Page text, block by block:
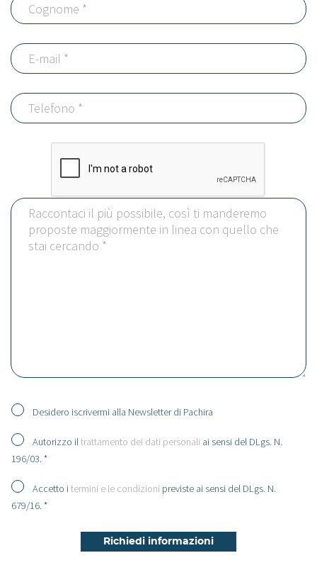
Desidero iscrivermi alla Newsletter di Pachira
Autorizzo iltrattamento dei dati personali ai sensi del DLgs. N.
196/03. *
Accetto itermini e le condizioni previste ai sensi del DLgs. N.
679/16. *